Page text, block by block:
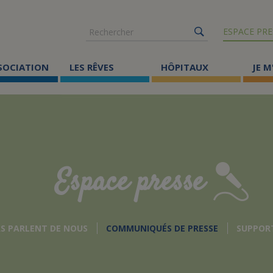
Rechercher
ESPACE
LES RÊVES HÔPITAUX JE
Espace presse
PARLENT DE NOUS COMMUNIQUÉS DE PRESSE